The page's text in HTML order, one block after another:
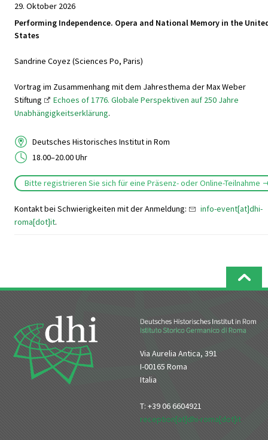
29. Oktober 2026
Performing Independence. Opera and National Memory in the
States
Sandrine Coyez (Sciences Po, Paris)
Vortrag im Zusammenhang mit dem Jahresthema der Max Weber
Stiftung
Echoes of 1776. Globale Perspektiven auf 250 Jahre
Unabhängigkeitserklärung.
Deutsches Historisches Institut in Rom
18.00–20.00 Uhr
Bitte registrieren Sie sich für eine Präsenz- oder Online-Teilnahme
Kontakt bei Schwierigkeiten mit der Anmeldung:
info-event[at]dhi-
roma[dot]it.
Via Aurelia Antica, 391
I-00165 Roma
Italia
T: +39 06 6604921
reception[at]dhi-roma[dot]it